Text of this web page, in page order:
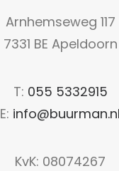
Arnhemseweg 117
7331 BE Apeldoorn
T: 055 5332915
E: info@buurman.nl
KvK: 08074267